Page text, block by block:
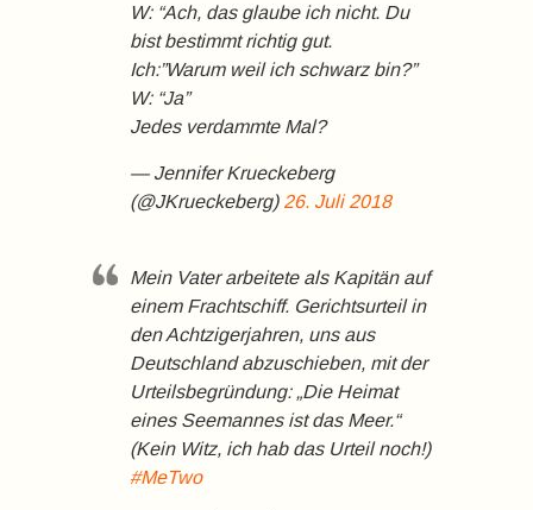
W: “Ach, das glaube ich nicht. Du
bist bestimmt richtig gut.
Ich:”Warum weil ich schwarz bin?”
W: “Ja”
Jedes verdammte Mal?
— Jennifer Krueckeberg
(@JKrueckeberg) 26. Juli 2018
Mein Vater arbeitete als Kapitän auf
einem Frachtschiff. Gerichtsurteil in
den Achtzigerjahren, uns aus
Deutschland abzuschieben, mit der
Urteilsbegründung: „Die Heimat
eines Seemannes ist das Meer.“
(Kein Witz, ich hab das Urteil noch!)
#MeTwo